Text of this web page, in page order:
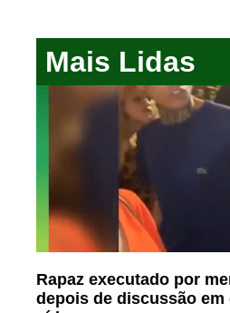
Mais Lidas
Rapaz executado por
depois de discussão em